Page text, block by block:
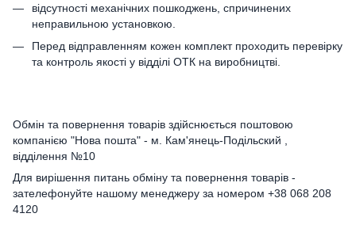
відсутності механічних пошкоджень, спричинених
неправильною установкою.
Перед відправленням кожен комплект проходить перевірку
та контроль якості у відділі ОТК на виробництві.
Обмін та повернення товарів здійснюється поштовою
компанією "Нова пошта" - м. Кам'янець-Подільский ,
відділення №10
Для вирішення питань обміну та повернення товарів -
зателефонуйте нашому менеджеру за номером +38 068 208
4120